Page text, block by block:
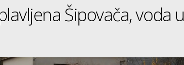
Šipovača, voda u